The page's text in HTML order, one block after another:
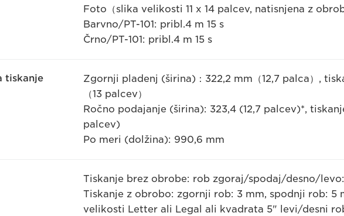
Foto（slika velikosti 11 x 14 palcev, natisnjena z
Barvno/PT-101: pribl.4 m 15 s
Črno/PT-101: pribl.4 m 15 s
tiskanje
Zgornji pladenj (širina)：322,2 mm（12,7 palca）,
（13 palcev）
Ročno podajanje (širina): 323,4 (12,7 palcev)*,
palcev)
Po meri (dolžina): 990,6 mm
Tiskanje brez obrobe: rob zgoraj/spodaj/desno/
Tiskanje z obrobo: zgornji rob: 3 mm, spodnji rob: 5
velikosti Letter ali Legal ali kvadrata 5" levi/desni